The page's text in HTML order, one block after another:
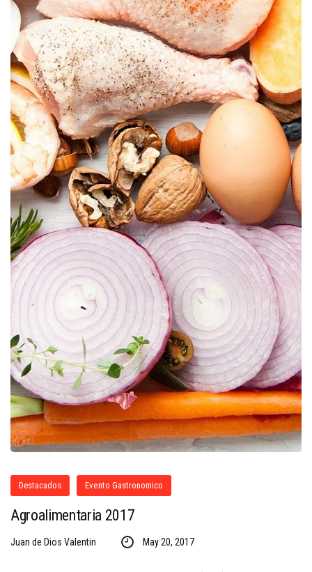
Destacados Evento Gastronomico
Agroalimentaria 2017
Juan de Dios Valentin May 20, 2017